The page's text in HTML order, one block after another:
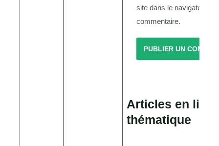
site dans le navigateur
commentaire.
Articles en lien
thématique